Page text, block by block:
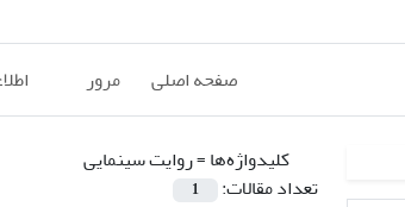
صفحه اصلی مرور
کلیدواژه‌ها =روایت سینمایی
تعداد مقالات:
1